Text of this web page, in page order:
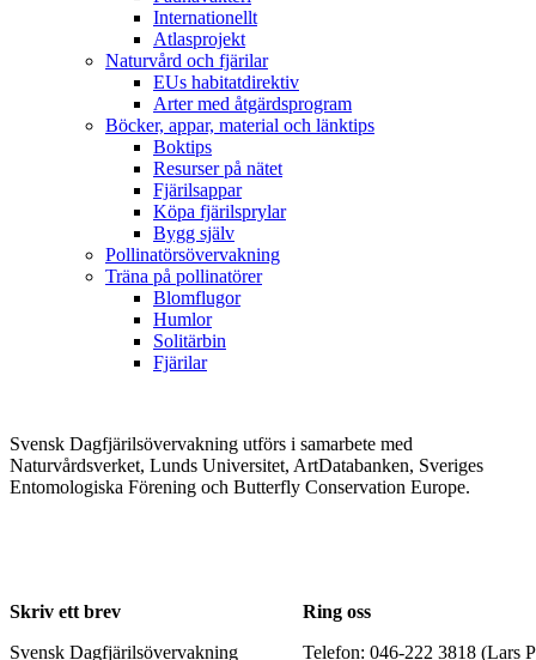
Internationellt
Atlasprojekt
Naturvård och fjärilar
EUs habitatdirektiv
Arter med åtgärdsprogram
Böcker, appar, material och länktips
Boktips
Resurser på nätet
Fjärilsappar
Köpa fjärilsprylar
Bygg själv
Pollinatörsövervakning
Träna på pollinatörer
Blomflugor
Humlor
Solitärbin
Fjärilar
Svensk Dagfjärilsövervakning utförs i samarbete med
Naturvårdsverket, Lunds Universitet, ArtDatabanken, Sveriges
Entomologiska Förening och Butterfly Conservation Europe.
Skriv ett brev
Svensk Dagfjärilsövervakning
Ring oss
Telefon: 046-222 3818 (Lars